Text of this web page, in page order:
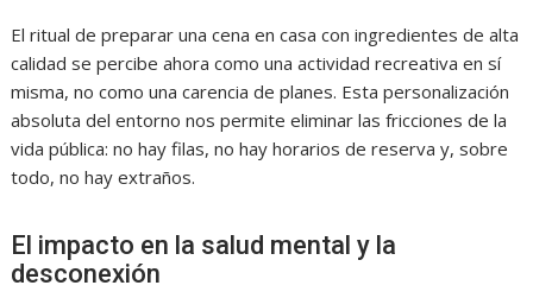
El ritual de preparar una cena en casa con ingredientes de alta
calidad se percibe ahora como una actividad recreativa en sí
misma, no como una carencia de planes. Esta personalización
absoluta del entorno nos permite eliminar las fricciones de la
vida pública: no hay filas, no hay horarios de reserva y, sobre
todo, no hay extraños.
El impacto en la salud mental y la
desconexión